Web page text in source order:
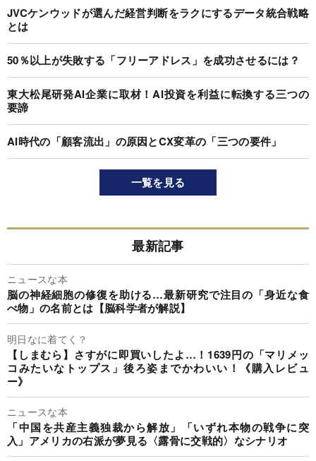
JVCケンウッドが選んだ経営判断をラクにするデータ統合戦略
とは
50％以上が失敗する「フリーアドレス」を成功させるには？
東大松尾研発AI企業に取材！AI投資を利益に転換する三つの
要諦
AI時代の「顧客流出」の原因とCX変革の「三つの要件」
一覧を見る
最新記事
ニュースな本
脳の神経細胞の修復を助ける…最新研究で注目の「身近な食
べ物」の名前とは【脳科学者が解説】
明日なに着てく？
【しまむら】さすがに即買いしたよ…！1639円の「マリメッ
コみたいなトップス」後ろ姿までかわいい！《購入レビュ
ー》
ニュースな本
「中国を共産主義独裁から解放」「いずれ本物の戦争に突
入」アメリカの右派が夢見る〈露骨に交戦的〉なシナリオ